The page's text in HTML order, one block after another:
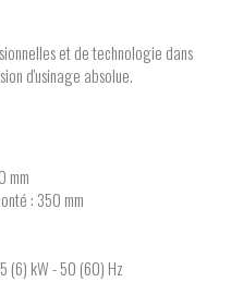
et de technologie dans
d'usinage absolue.
mm
: 350 mm
(6) kW - 50 (60) Hz